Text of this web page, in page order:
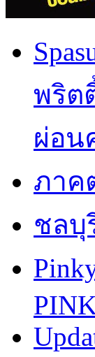
พริต
ผ่อน
ภาค
ชลบุ